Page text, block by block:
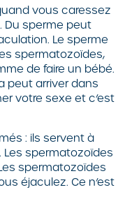
vous caressez
Du sperme peut
Le sperme
spermatozoïdes,
de faire un bébé.
peut arriver dans
votre sexe et c’est
: ils servent à
Les spermatozoïdes
spermatozoïdes
éjaculez. Ce n’est